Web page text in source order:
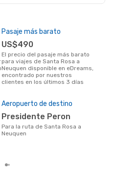
Pasaje más barato
US$490
El precio del pasaje más barato
para viajes de Santa Rosa a
Neuquen disponible en eDreams,
encontrado por nuestros
clientes en los últimos 3 días
Aeropuerto de destino
Presidente Peron
Para la ruta de Santa Rosa a
Neuquen